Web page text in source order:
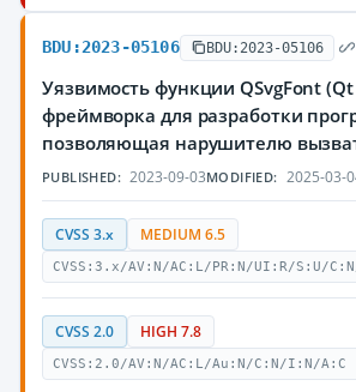
BDU:2023-05106 BDU:2023-05106
Уязвимость функции QSvgFont
фреймворка для разработки
позволяющая нарушителю
PUBLISHED: 2023-09-03MODIFIED: 2025-03-
CVSS 3.x MEDIUM 6.5
CVSS:3.x/AV:N/AC:L/PR:N/UI:R/S:U/
CVSS 2.0 HIGH 7.8
CVSS:2.0/AV:N/AC:L/Au:N/C:N/I:N/A:C